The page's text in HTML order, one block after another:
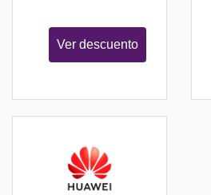
Ver descuento